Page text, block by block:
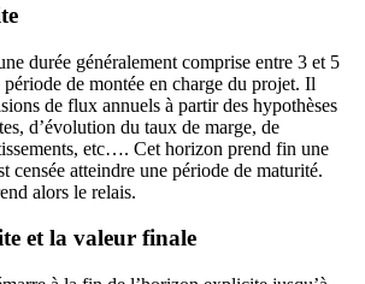
durée généralement comprise entre 3 et 5
de montée en charge du projet. Il
de flux annuels à partir des hypothèses
d’évolution du taux de marge, de
etc…. Cet horizon prend fin une
censée atteindre une période de maturité.
alors le relais.
et la valeur finale